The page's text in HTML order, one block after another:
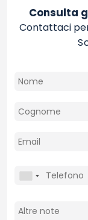
Consulta
Contattaci